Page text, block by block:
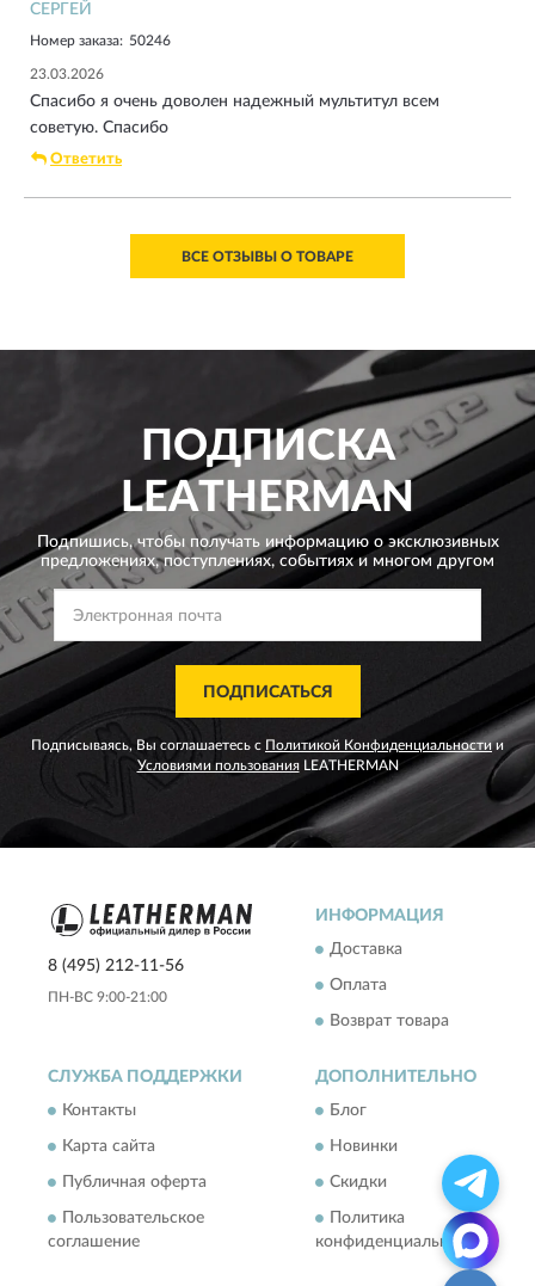
СЕРГЕЙ
Номер заказа: 50246
23.03.2026
Спасибо я очень доволен надежный мультитул всем
советую. Спасибо
Ответить
ВСЕ ОТЗЫВЫ О ТОВАРЕ
ПОДПИСКА
LEATHERMAN
Подпишись, чтобы получать информацию о эксклюзивных
предложениях,поступлениях, событиях и многом другом
ПОДПИСАТЬСЯ
Подписываясь, Вы соглашаетесь с Политикой Конфиденциальности и
Условиями пользованияLEATHERMAN
8 (495) 212-11-56
ПН-ВС 9:00-21:00
ИНФОРМАЦИЯ
Доставка
Оплата
Возврат товара
СЛУЖБА ПОДДЕРЖКИ
Контакты
Карта сайта
Публичная оферта
Пользовательское
соглашение
ДОПОЛНИТЕЛЬНО
Блог
Новинки
Скидки
Политика
конфиденциальности